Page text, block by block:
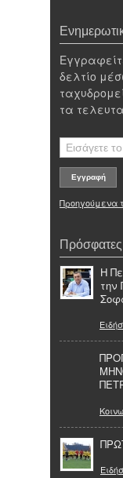
δελτίο
τα
Προηγούμενα
Πρόσφατες
Η
την